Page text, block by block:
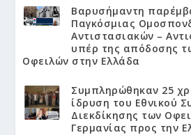
Βαρυσήμαντη
Παγκόσμιας
Αντιστασιακών –
υπέρ της απόδοσης
Οφειλών στην Ελλάδα
Συμπληρώθηκαν 25
ίδρυση του Εθνικού
Διεκδίκησης των
Γερμανίας προς την